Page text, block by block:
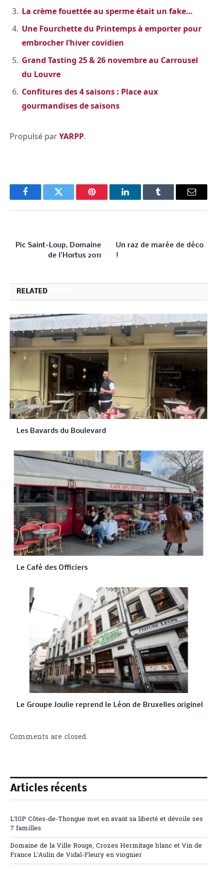
La crème fouettée au sperme était un fake…
Une Fourchette du Printemps à emporter pour
embrocher l’hiver covidien
Grand Tasting 25 & 26 novembre au Carrousel
du Louvre
Confitures des 4 saisons : Place aux
gourmandises de saisons
Propulsé parYARPP.
FacebookTwitter Pinterest LinkedInTumblr Email
Pic Saint-Loup, Domaine
de l’Hortus 2011
Un raz de marée de déco
!
RELATED
Les Bavards du Boulevard
Le Café des Officiers
Le Groupe Joulie reprend le Léon de Bruxelles originel
Comments are closed.
Articles récents
L’IGP Côtes-de-Thongue met en avant sa liberté et dévoile ses
7 familles
Domaine de la Ville Rouge, Crozes Hermitage blanc et Vin de
France L’Aulin de Vidal-Fleury en viognier